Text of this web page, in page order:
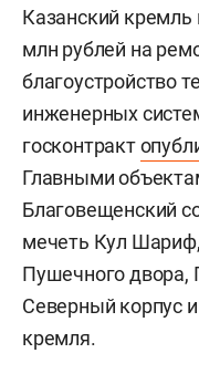
Казанский кремль
млн рублей на
благоустройство
инженерных
госконтракт
Главными
Благовещенский
мечеть Кул
Пушечного двора,
Северный корпус
кремля.